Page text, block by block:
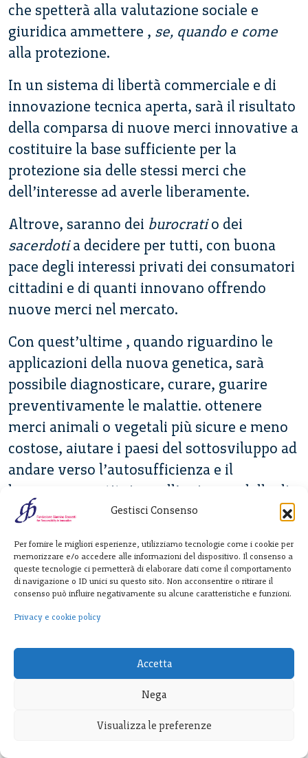
Gestisci Consenso
Per fornire le migliori esperienze, utilizziamo tecnologie come i cookie per
memorizzare e/o accedere alle informazioni del dispositivo. Il consenso a
queste tecnologie ci permetterà di elaborare dati come il comportamento
di navigazione o ID unici su questo sito. Non acconsentire o ritirare il
consenso può influire negativamente su alcune caratteristiche e funzioni.
Privacy e cookie policy
Accetta
Nega
Visualizza le preferenze
che spetterà alla valutazione sociale e
giuridica ammettere , se, quando e come
alla protezione.
In un sistema di libertà commerciale e di
innovazione tecnica aperta, sarà il risultato
della comparsa di nuove merci innovative a
costituire la base sufficiente per la
protezione sia delle stessi merci che
dell’interesse ad averle liberamente.
Altrove, saranno dei burocratio dei
sacerdotia decidere per tutti, con buona
pace degli interessi privati dei consumatori
cittadini e di quanti innovano offrendo
nuove merci nel mercato.
Con quest’ultime , quando riguardino le
applicazioni della nuova genetica, sarà
possibile diagnosticare, curare, guarire
preventivamente le malattie. ottenere
merci animali o vegetali più sicure e meno
costose, aiutare i paesi del sottosviluppo ad
andare verso l’autosufficienza e il
benessere, sostituire nell’unico modello di
sviluppo oggi praticato e fondato sulla
costituiti dall’energia e dall’automobile.
Ma forse sono proprio gli sviluppi positivi
economico, che ha molti interessi a non far
cambiare l’esistente., perché dai mutamenti
genetici l’uomo e la natura, l’economia e la
società ,uscirebbero trasformati.